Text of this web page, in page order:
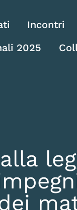
Incontri
2025